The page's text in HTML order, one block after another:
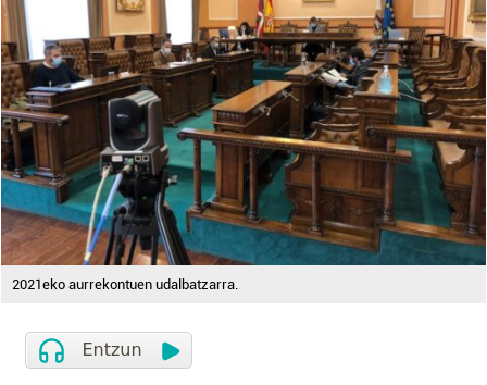
2021eko aurrekontuen udalbatzarra.